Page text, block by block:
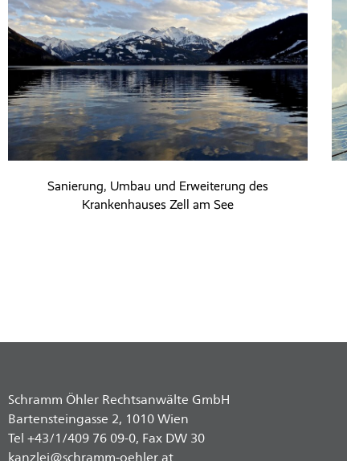
Sanierung, Umbau und Erweiterung des
Krankenhauses Zell am See
Schramm Öhler Rechtsanwälte GmbH
Bartensteingasse 2, 1010 Wien
Tel +43/1/409 76 09-0, Fax DW 30
kanzlei@schramm-oehler.at